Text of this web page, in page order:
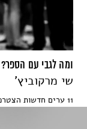
ומה לגבי עם הספר?
שי מרקוביץ'
11 ערים חדשות הצטרפו לרשימת "הערים הספרותיות" של אונסק"ו. אף אחת...